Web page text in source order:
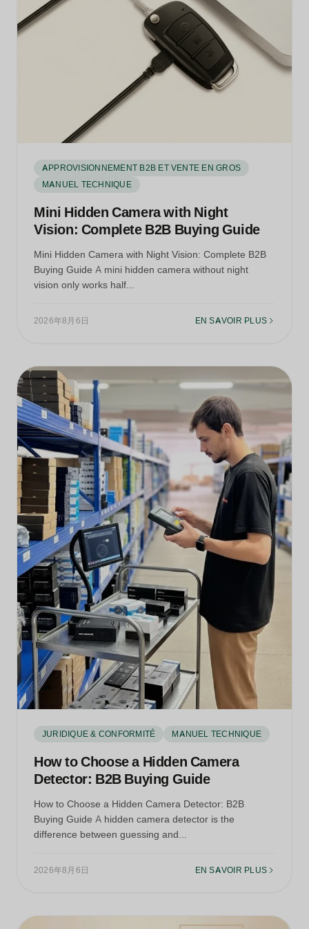
APPROVISIONNEMENT B2B ET VENTE EN GROS
MANUEL TECHNIQUE
Mini Hidden Camera with Night
Vision: Complete B2B Buying Guide
Mini Hidden Camera with Night Vision: Complete B2B
Buying Guide A mini hidden camera without night
vision only works half...
2026年8月6日 EN SAVOIR PLUS
JURIDIQUE & CONFORMITÉ MANUEL TECHNIQUE
How to Choose a Hidden Camera
Detector: B2B Buying Guide
How to Choose a Hidden Camera Detector: B2B
Buying Guide A hidden camera detector is the
difference between guessing and...
2026年8月6日 EN SAVOIR PLUS